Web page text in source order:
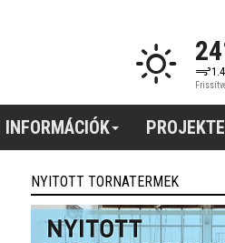
NYITOTT TORNATERMEK